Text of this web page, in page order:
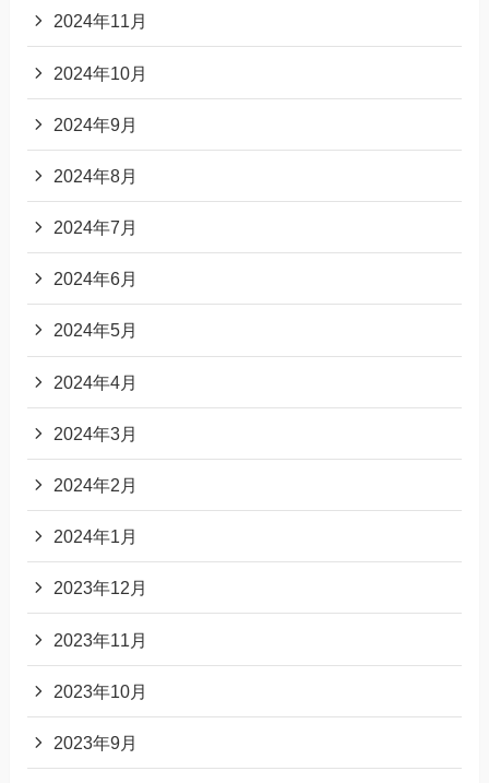
2024年11月
2024年10月
2024年9月
2024年8月
2024年7月
2024年6月
2024年5月
2024年4月
2024年3月
2024年2月
2024年1月
2023年12月
2023年11月
2023年10月
2023年9月